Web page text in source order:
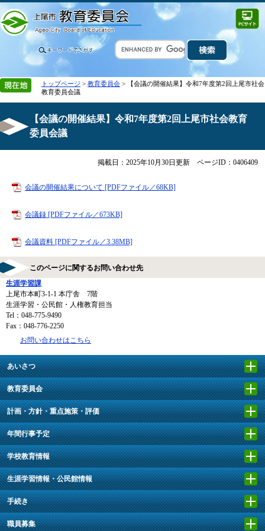
トップページ > 教育委員会 > 【会議の開催結果】令和7年度第2回上尾市社会
教育委員会議
【会議の開催結果】令和7年度第2回上尾市社会教育
委員会議
掲載日：2025年10月30日更新 ページID：0406409
会議の開催結果について [PDFファイル／68KB]
会議録 [PDFファイル／673KB]
会議資料 [PDFファイル／3.38MB]
このページに関するお問い合わせ先
生涯学習課
上尾市本町3-1-1 本庁舎 7階
生涯学習・公民館・人権教育担当
Tel：048-775-9490
Fax：048-776-2250
お問い合わせはこちら
あいさつ
教育委員会
計画・方針・重点施策・評価
年間行事予定
学校教育情報
生涯学習情報・公民館情報
手続き
職員募集